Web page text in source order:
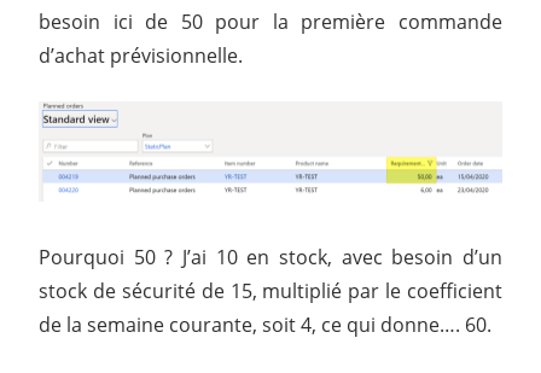
besoin ici de 50 pour la première commande
d’achat prévisionnelle.
Pourquoi 50 ? J’ai 10 en stock, avec besoin d’un
stock de sécurité de 15, multiplié par le coefficient
de la semaine courante, soit 4, ce qui donne…. 60.